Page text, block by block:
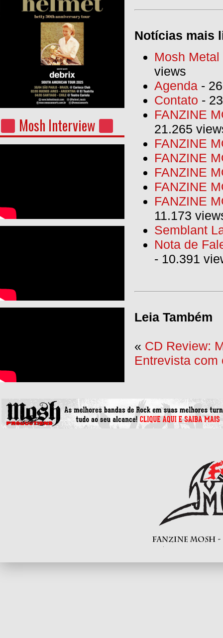
Mosh Interview
Notícias mais
Mosh
views
Agenda -
Contato -
FANZINE
21.265
FANZINE
FANZINE
FANZINE
FANZINE
FANZINE
11.173
Semblant
Nota de
- 10.391
Leia Também
« CD Review:
Entrevista